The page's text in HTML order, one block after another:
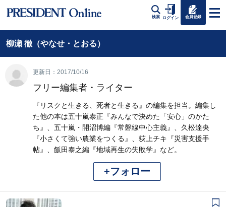
検索 ログイン 会員登録
柳瀬 徹（やなせ・とおる）
更新日：2017/10/16
フリー編集者・ライター
『リスクと生きる、死者と生きる』の編集を担当。編集し
た他の本は五十嵐泰正『みんなで決めた「安心」のかた
ち』、五十嵐・開沼博編『常磐線中心主義』、久松達央
『小さくて強い農業をつくる』、荻上チキ『災害支援手
帖』、飯田泰之編『地域再生の失敗学』など。
+フォロー